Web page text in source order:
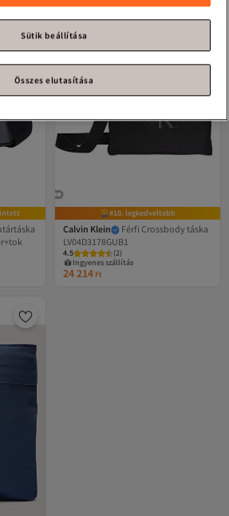
#10. legkedveltebb
Calvin Klein
Férfi Crossbody táska
LV04D3178GUB1
4.5 (2)
Ingyenes szállítás
24 214 Ft
Sütik beállítása
Összes elutasítása